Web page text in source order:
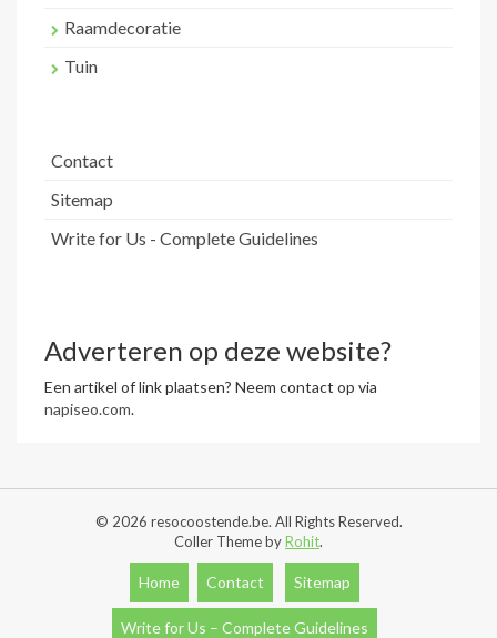
Raamdecoratie
Tuin
Contact
Sitemap
Write for Us - Complete Guidelines
Adverteren op deze website?
Een artikel of link plaatsen? Neem contact op via
napiseo.com.
© 2026 resocoostende.be. All Rights Reserved.
Coller Theme byRohit.
Home Contact Sitemap
Write for Us – Complete Guidelines